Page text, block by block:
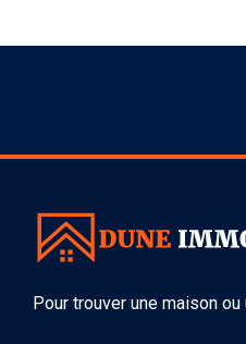
Pour trouver une maison